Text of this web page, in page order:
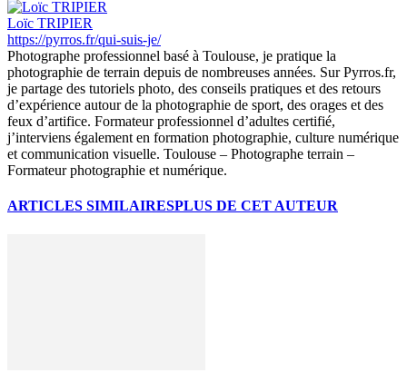
Loïc TRIPIER
https://pyrros.fr/qui-suis-je/
Photographe professionnel basé à Toulouse, je pratique la
photographie de terrain depuis de nombreuses années. Sur Pyrros.fr,
je partage des tutoriels photo, des conseils pratiques et des retours
d’expérience autour de la photographie de sport, des orages et des
feux d’artifice. Formateur professionnel d’adultes certifié,
j’interviens également en formation photographie, culture numérique
et communication visuelle. Toulouse – Photographe terrain –
Formateur photographie et numérique.
ARTICLES SIMILAIRESPLUS DE CET AUTEUR